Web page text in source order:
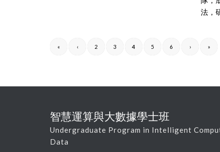
法，
« ‹ 2 3 4 5 6 › »
智慧運算與大數據學士班
Undergraduate Program in Intelligent
Data